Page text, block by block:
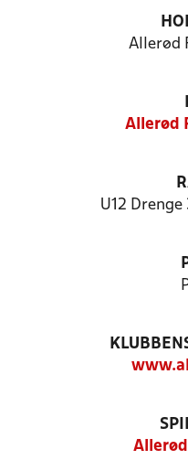
Allerød
Allerød
U12